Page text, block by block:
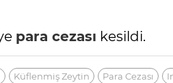
para cezası kesildi.
Küflenmiş Zeytin Para Cezası